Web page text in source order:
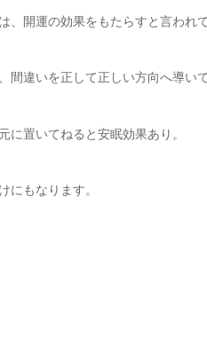
、開運の効果をもたらすと言われ
間違いを正して正しい方向へ導い
に置いてねると安眠効果あり。
にもなります。